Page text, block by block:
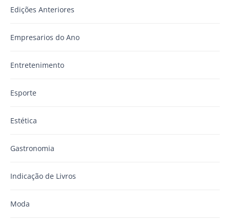
Edições Anteriores
Empresarios do Ano
Entretenimento
Esporte
Estética
Gastronomia
Indicação de Livros
Moda